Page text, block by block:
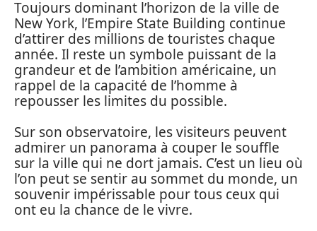
Toujours dominant l’horizon de la ville de
New York, l’Empire State Building continue
d’attirer des millions de touristes chaque
année. Il reste un symbole puissant de la
grandeur et de l’ambition américaine, un
rappel de la capacité de l’homme à
repousser les limites du possible.
Sur son observatoire, les visiteurs peuvent
admirer un panorama à couper le souffle
sur la ville qui ne dort jamais. C’est un lieu où
l’on peut se sentir au sommet du monde, un
souvenir impérissable pour tous ceux qui
ont eu la chance de le vivre.